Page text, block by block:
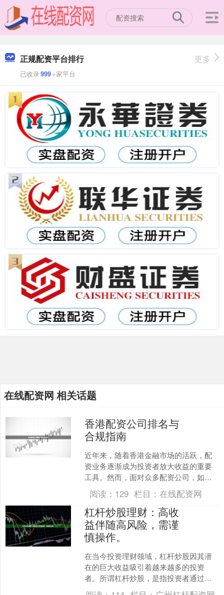
正规配资平台排行
已收录999+家平台
更多
在线配资网 相关话题
香港配资公司排名与
合规指南
近年来，随着香港金融市场的活跃，配
资业务逐渐成为投资者放大收益的重要
工具。然而，面对众多配资公司，如何
选择合规、安全的平台，成为投资者最
关心的问题。本文将为您梳....
阅读： 129 栏目：在线配资网
杠杆炒股理财：高收
益伴随高风险，需谨
慎操作。
在当今投资理财领域，杠杆炒股因其潜
在的巨大收益吸引着越来越多的投资
者。所谓杠杆炒股，是指投资者通过借
入资金来放大投资规模，从而在市场上